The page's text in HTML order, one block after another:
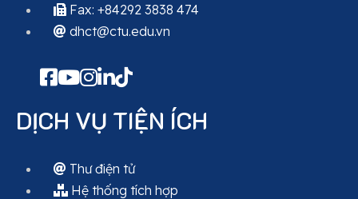
Fax: +84292 3838 474
dhct@ctu.edu.vn
DỊCH VỤ TIỆN ÍCH
Thư điện tử
Hệ thống tích hợp